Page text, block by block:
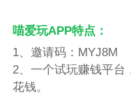
喵爱玩APP特点：
1、邀请码：MYJ8M
2、一个试玩赚钱平台
花钱。